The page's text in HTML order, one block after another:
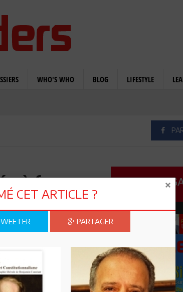
WHO'S WHO BLOG LIFESTYLE
à fermer
CET ARTICLE ?
PARTAGER